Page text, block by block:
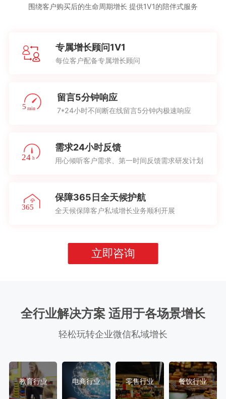
围绕客户购买后的生命周期增长 提供1V1的陪伴式服务
专属增长顾问1V1
每位客户配备专属增长顾问
留言5分钟响应
7*24小时不间断在线留言5分钟内极速响应
需求24小时反馈
用心倾听客户需求、第一时间反馈需求研发计划
保障365日全天候护航
全天候保障客户私域增长业务顺利开展
立即咨询
全行业解决方案 适用于各场景增长
轻松玩转企业微信私域增长
教育行业 电商行业 零售行业 餐饮行业